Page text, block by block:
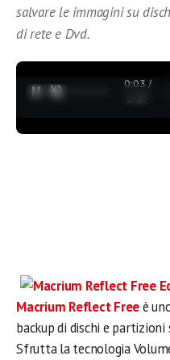
salvare le immagini su
di rete e Dvd.
0:03 /
3:37
Macrium Reflect Freeè
backup di dischi e partizioni
Sfrutta la tecnologia